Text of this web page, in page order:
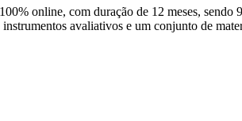
online, com duração de 12 meses,
avaliativos e um conjunto de